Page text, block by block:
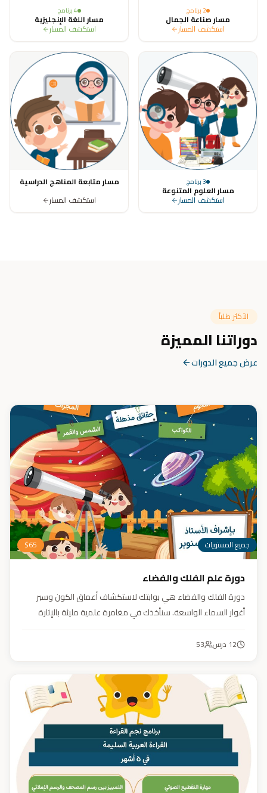
2 برنامج
مسار صناعة الجمال
استكشف المسار
4برنامج
مسار اللغة الإنجليزية
استكشف المسار
3برنامج
مسار العلوم المتنوعة
استكشف المسار
مسار متابعة المناهج الدراسية
استكشف المسار
الأكثر طلباً
دوراتنا المميزة
عرض جميع الدورات
جميع المستويات $65
دورة علم الفلك والفضاء
دورة الفلك والفضاء هي بوابتك لاستكشاف أعماق الكون وسبر
أغوار السماء الواسعة. سنأخذك في مغامرة علمية مليئة بالإثارة
عقلك وتثري خيالك، لتمنحك رؤية جديدة للكون وتفتح لك آفاقاً لا
12 درس 53